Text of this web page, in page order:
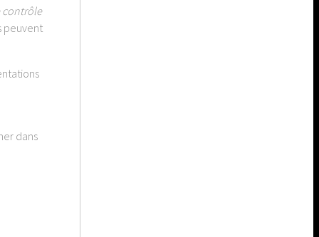
contrôle
peuvent
dans